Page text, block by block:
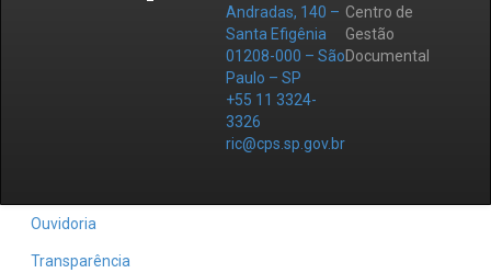
Andradas, 140 –
Santa Efigênia
01208-000 – São
Paulo – SP
+55 11 3324-
3326
ric@cps.sp.gov.br
Centro de
Gestão
Documental
Ouvidoria
Transparência